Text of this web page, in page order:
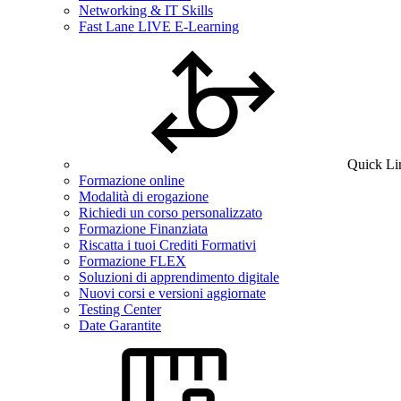
Networking & IT Skills
Fast Lane LIVE E-Learning
Quick
Formazione online
Modalità di erogazione
Richiedi un corso personalizzato
Formazione Finanziata
Riscatta i tuoi Crediti Formativi
Formazione FLEX
Soluzioni di apprendimento digitale
Nuovi corsi e versioni aggiornate
Testing Center
Date Garantite